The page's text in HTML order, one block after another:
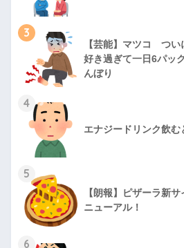
3
【芸能】マツコ つ
好き過ぎて一日6パッ
んぼり
4
エナジードリンク飲む
5
【朗報】ピザーラ新
ニューアル！
6